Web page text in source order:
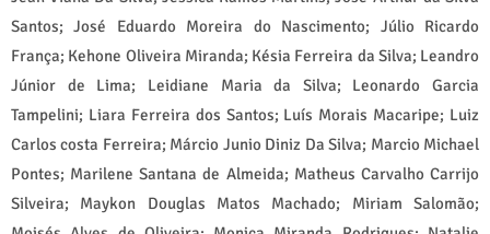
Santos; José Eduardo Moreira do Nascimento; Júlio Ricardo
França; Kehone Oliveira Miranda; Késia Ferreira da Silva; Leandro
Júnior de Lima; Leidiane Maria da Silva; Leonardo Garcia
Tampelini; Liara Ferreira dos Santos; Luís Morais Macaripe; Luiz
Carlos costa Ferreira; Márcio Junio Diniz Da Silva; Marcio Michael
Pontes; Marilene Santana de Almeida; Matheus Carvalho Carrijo
Silveira; Maykon Douglas Matos Machado; Miriam Salomão;